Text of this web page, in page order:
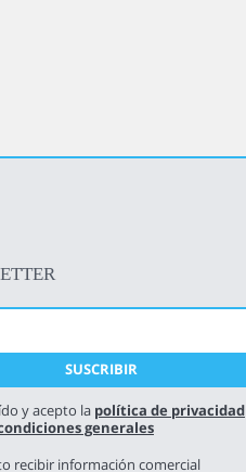
y acepto la política de privacidad
generales
recibir información comercial